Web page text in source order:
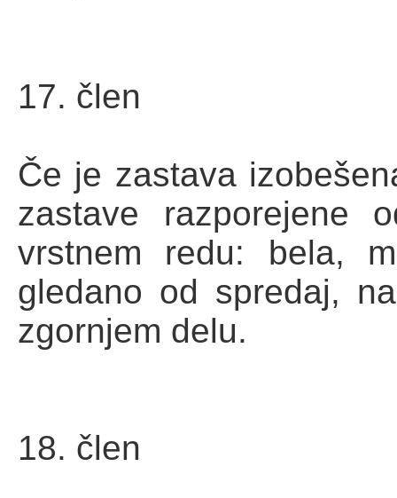
17. člen
Če je zastava
zastave razporejene
vrstnem redu: bela,
gledano od spredaj,
zgornjem delu.
18. člen